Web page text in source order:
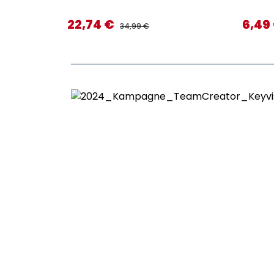
Verkaufspreis:
22,74 € REGULÄRER PREIS:
34,99 € 6,49